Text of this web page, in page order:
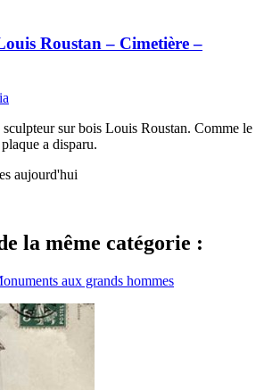
Roustan – Cimetière –
sur bois Louis Roustan. Comme le
a disparu.
aujourd'hui
la même catégorie :
aux grands hommes